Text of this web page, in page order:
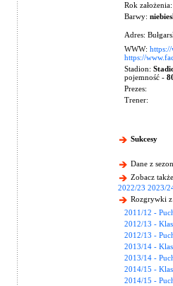
Rok
Barwy:
Adres:
WWW:
https://
Stadion:
pojemność -
Prezes:
Trener:
Sukcesy
Dane z
Zobacz
2022/23 2023/
Rozgrywki z
2011/12 -
2012/13 -
2012/13 -
2013/14 -
2013/14 -
2014/15 -
2014/15 -